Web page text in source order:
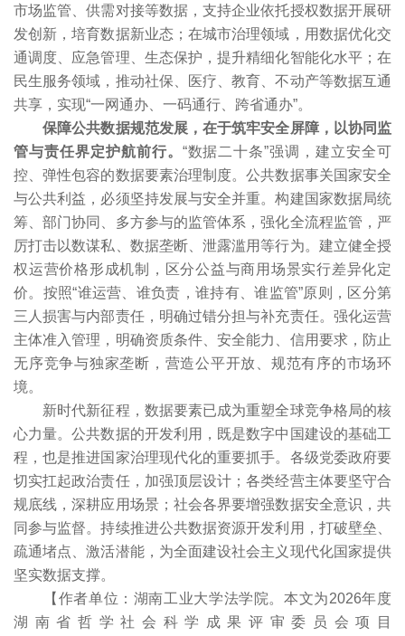
市场监管、供需对接等数据，支持企业依托授权数据开展研
发创新，培育数据新业态；在城市治理领域，用数据优化交
通调度、应急管理、生态保护，提升精细化智能化水平；在
民生服务领域，推动社保、医疗、教育、不动产等数据互通
共享，实现“一网通办、一码通行、跨省通办”。
保障公共数据规范发展，在于筑牢安全屏障，以协同监
管与责任界定护航前行。 “数据二十条”强调，建立安全可
控、弹性包容的数据要素治理制度。公共数据事关国家安全
与公共利益，必须坚持发展与安全并重。构建国家数据局统
筹、部门协同、多方参与的监管体系，强化全流程监管，严
厉打击以数谋私、数据垄断、泄露滥用等行为。建立健全授
权运营价格形成机制，区分公益与商用场景实行差异化定
价。按照“谁运营、谁负责，谁持有、谁监管”原则，区分第
三人损害与内部责任，明确过错分担与补充责任。强化运营
主体准入管理，明确资质条件、安全能力、信用要求，防止
无序竞争与独家垄断，营造公平开放、规范有序的市场环
境。
新时代新征程，数据要素已成为重塑全球竞争格局的核
心力量。公共数据的开发利用，既是数字中国建设的基础工
程，也是推进国家治理现代化的重要抓手。各级党委政府要
切实扛起政治责任，加强顶层设计；各类经营主体要坚守合
规底线，深耕应用场景；社会各界要增强数据安全意识，共
同参与监督。持续推进公共数据资源开发利用，打破壁垒、
疏通堵点、激活潜能，为全面建设社会主义现代化国家提供
坚实数据支撑。
【作者单位：湖南工业大学法学院。本文为2026年度
湖南省哲学社会科学成果评审委员会项目